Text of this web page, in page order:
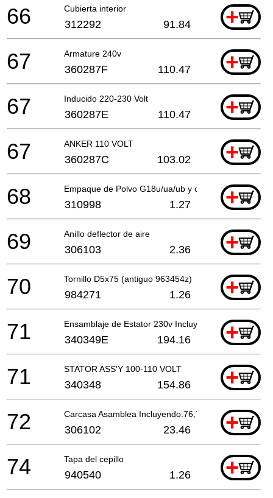
Cubierta interior +
66 312292 91.84
Armature 240v +
67 360287F 110.47
Inducido 220-230 Volt +
67 360287E 110.47
ANKER 110 VOLT +
67 360287C 103.02
Empaque de Polvo G18u/ua/ub y otros +
68 310998 1.27
Anillo deflector de aire +
69 306103 2.36
Tornillo D5x75 (antiguo 963454z) +
70 984271 1.26
Ensamblaje de Estator 230v Incluyendo.59,60
+
71 340349E 194.16
STATOR ASS'Y 100-110 VOLT +
71 340348 154.86
Carcasa Asamblea Incluyendo.76,77 +
72 306102 23.46
Tapa del cepillo +
74 940540 1.26